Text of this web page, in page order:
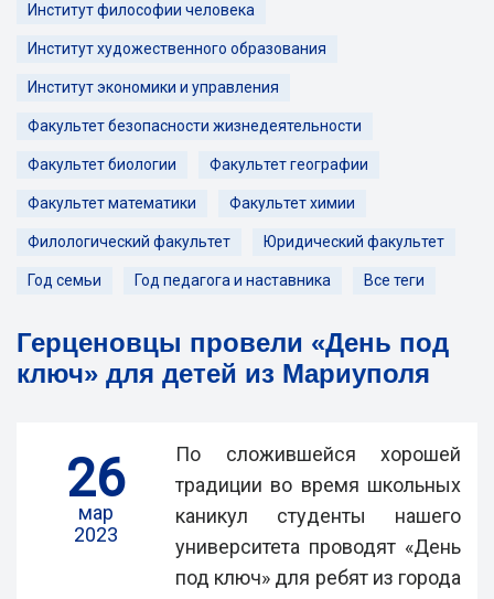
Институт философии человека
Институт художественного образования
Институт экономики и управления
Факультет безопасности жизнедеятельности
Факультет биологии Факультет географии
Факультет математики Факультет химии
Филологический факультет Юридический факультет
Год семьи Год педагога и наставника Все теги
Герценовцы провели «День под
ключ» для детей из Мариуполя
26
мар
2023
По сложившейся хорошей
традиции во время школьных
каникул студенты нашего
университета проводят «День
под ключ» для ребят из города